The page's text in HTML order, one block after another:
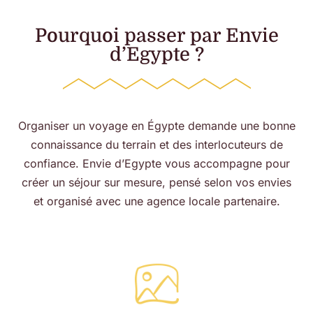
Pourquoi passer par Envie
d’Egypte ?
Organiser un voyage en Égypte demande une bonne
connaissance du terrain et des interlocuteurs de
confiance. Envie d’Egypte vous accompagne pour
créer un séjour sur mesure, pensé selon vos envies
et organisé avec une agence locale partenaire.